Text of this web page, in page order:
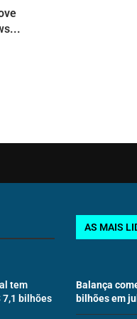
tem
7,1 bilhões
AS MAIS
Balança
bilhões em